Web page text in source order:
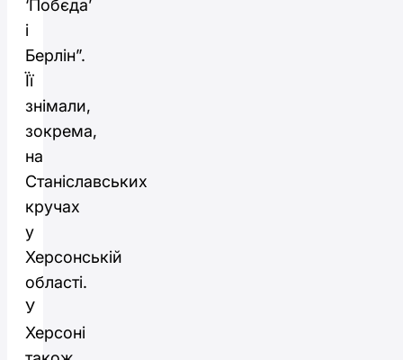
‘Побєда’
і
Берлін”.
Її
знімали,
зокрема,
на
Станіславських
кручах
у
Херсонській
області.
У
Херсоні